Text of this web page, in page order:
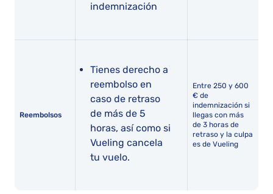
indemnización
Reembolsos
Tienes derecho a
reembolso en
caso de retraso
de más de 5
horas, así como si
Vueling cancela
tu vuelo.
Entre 250 y 600
€ de
indemnización si
llegas con más
de 3 horas de
retraso y la culpa
es de Vueling